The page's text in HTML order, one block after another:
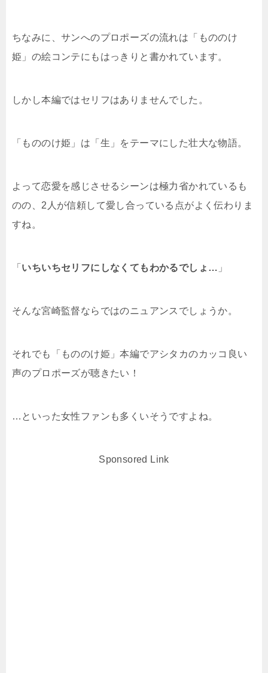
ちなみに、サンへのプロポーズの流れは「もののけ
姫」の絵コンテにもはっきりと書かれています。
しかし本編ではセリフはありませんでした。
「もののけ姫」は「生」をテーマにした壮大な物語。
よって恋愛を感じさせるシーンは極力省かれているも
のの、2人が信頼して愛し合っている点がよく伝わりま
すね。
「 いちいちセリフにしなくてもわかるでしょ… 」
そんな宮崎監督ならではのニュアンスでしょうか。
それでも「もののけ姫」本編でアシタカのカッコ良い
声のプロポーズが聴きたい！
…といった女性ファンも多くいそうですよね。
Sponsored Link